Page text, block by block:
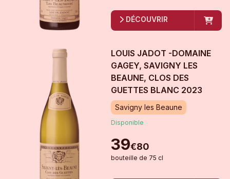
DÉCOUVRIR
LOUIS JADOT -DOMAINE
GAGEY, SAVIGNY LES
BEAUNE, CLOS DES
GUETTES BLANC 2023
Savigny les Beaune
Disponible
39€80
bouteille de 75 cl